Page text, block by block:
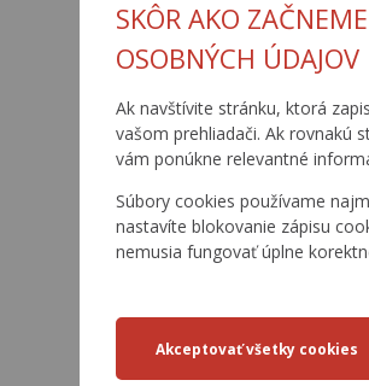
SKÔR AKO
OSOBNÝCH ÚDAJOV
Ak navštívite stránku, ktorá
vašom prehliadači. Ak rovnakú
vám ponúkne relevantné
Súbory cookies používame
nastavíte blokovanie zápisu
nemusia fungovať úplne